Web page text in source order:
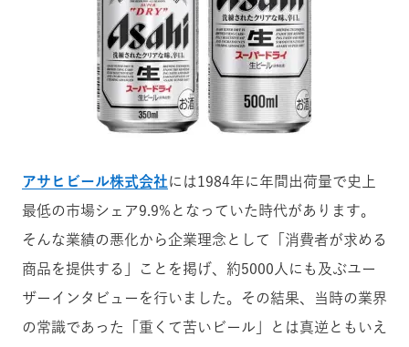
アサヒビール株式会社には1984年に年間出荷量で史上
最低の市場シェア9.9%となっていた時代があります。
そんな業績の悪化から企業理念として「消費者が求める
商品を提供する」ことを掲げ、約5000人にも及ぶユー
ザーインタビューを行いました。その結果、当時の業界
の常識であった「重くて苦いビール」とは真逆ともいえ